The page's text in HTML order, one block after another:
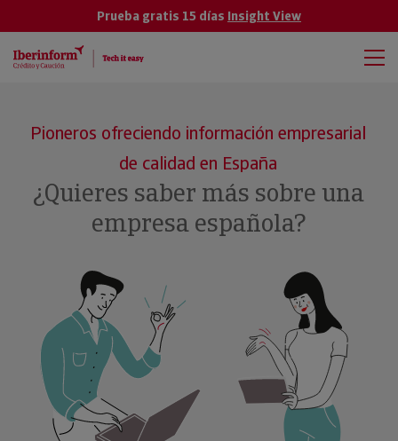
Prueba gratis 15 días Insight View
Pioneros ofreciendo información empresarial
de calidad en España
¿Quieres saber más sobre una
empresa española?